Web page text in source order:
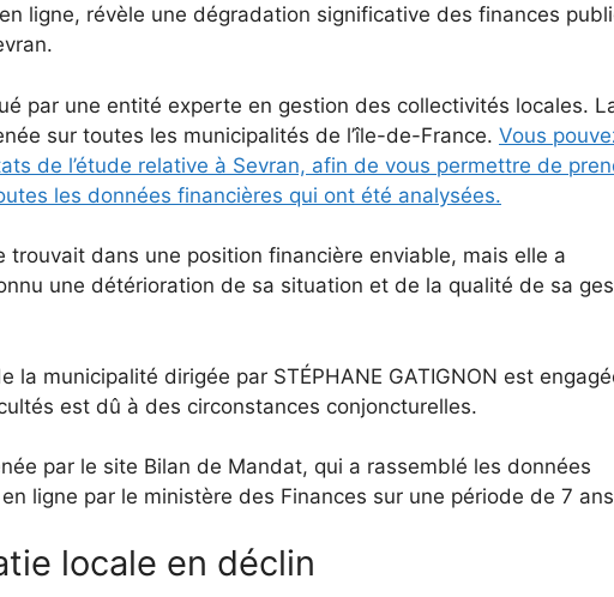
ligne, révèle une dégradation significative des finances
par une entité experte en gestion des collectivités locales.
sur toutes les municipalités de l’île-de-France. Vous
de l’étude relative à Sevran, afin de vous permettre de
les données financières qui ont été analysées.
trouvait dans une position financière enviable, mais elle a
une détérioration de sa situation et de la qualité de sa
la municipalité dirigée par STÉPHANE GATIGNON est
est dû à des circonstances conjoncturelles.
par le site Bilan de Mandat, qui a rassemblé les données
ligne par le ministère des Finances sur une période de 7 ans
locale en déclin